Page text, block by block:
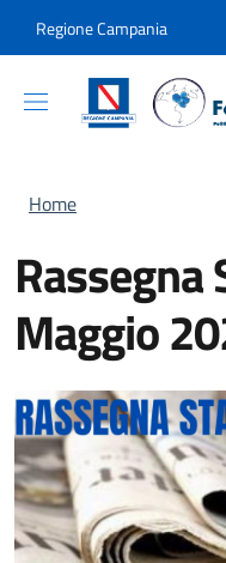
Regione Campania
Briciole di
Home
Maggio